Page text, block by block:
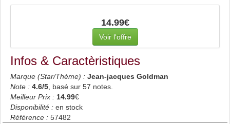
14.99€
Voir l'offre
Infos & Caractèristiques
Marque (Star/Thème) : Jean-jacques Goldman
Note : 4.6/5, basé sur 57 notes.
Meilleur Prix : 14.99€
Disponibilité : en stock
Référence : 57482